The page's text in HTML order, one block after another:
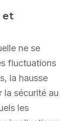
et
ne se
fluctuations
la hausse
la sécurité au
les